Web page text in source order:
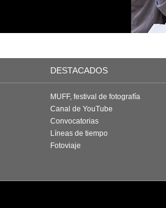
DESTACADOS
MUFF, festival de fotografía
Canal de YouTube
Convocatorias
Líneas de tiempo
Fotoviaje